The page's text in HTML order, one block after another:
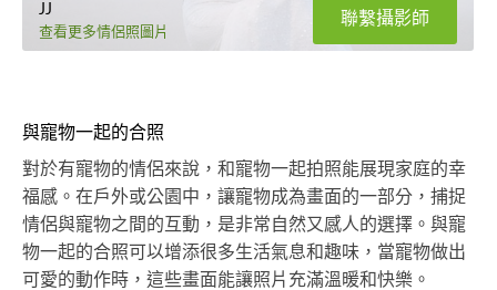
JJ
查看更多情侶照圖片
聯繫攝影師
與寵物一起的合照
對於有寵物的情侶來說，和寵物一起拍照能展現家庭的幸
福感。在戶外或公園中，讓寵物成為畫面的一部分，捕捉
情侶與寵物之間的互動，是非常自然又感人的選擇。與寵
物一起的合照可以增添很多生活氣息和趣味，當寵物做出
可愛的動作時，這些畫面能讓照片充滿溫暖和快樂。